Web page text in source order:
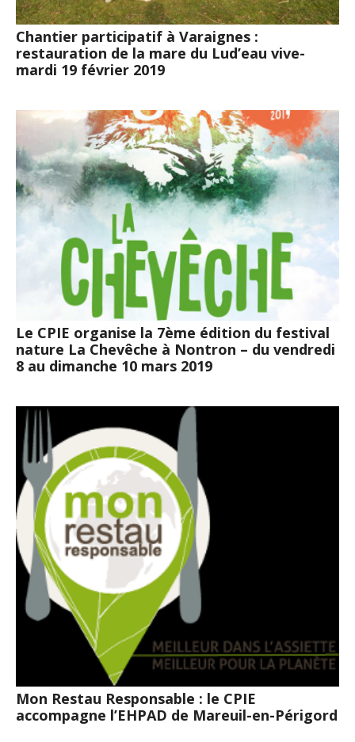
Chantier participatif à Varaignes :
restauration de la mare du Lud’eau vive-
mardi 19 février 2019
Le CPIE organise la 7ème édition du festival
nature La Chevêche à Nontron – du vendredi
8 au dimanche 10 mars 2019
Mon Restau Responsable : le CPIE
accompagne l’EHPAD de Mareuil-en-Périgord